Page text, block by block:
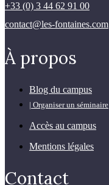
+33 (0) 3 44 62 91 00
contact@les-fontaines.com
À propos
Blog du campus
| Organiser un séminaire
Accès au campus
Mentions légales
Contact